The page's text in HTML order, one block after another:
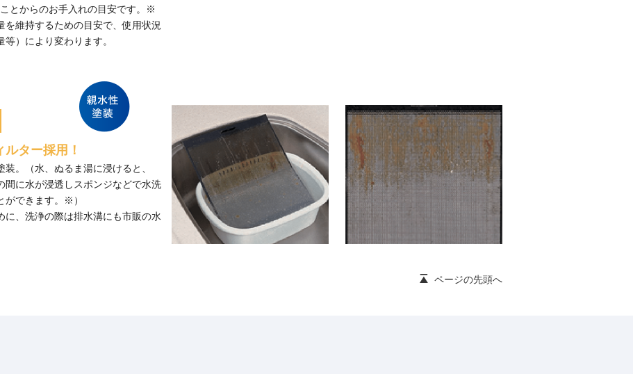
とからのお手入れの目安です。※
を維持するための目安で、使用状況
）により変わります。
ター採用！
。（水、ぬるま湯に浸けると、
間に水が浸透しスポンジなどで水洗
ができます。※）
、洗浄の際は排水溝にも市販の水
ページの先頭へ